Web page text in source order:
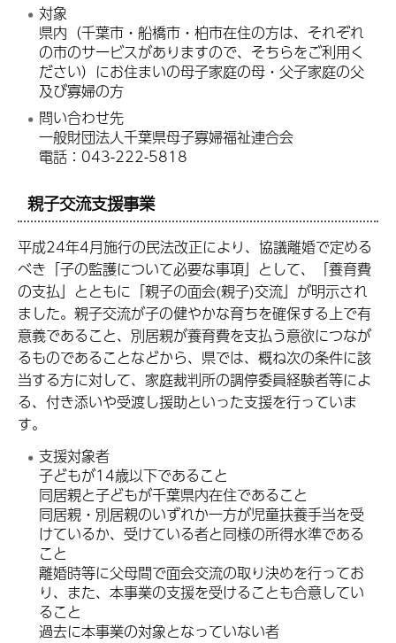
対象
県内（千葉市・船橋市・柏市在住の方は、それぞれ
の市のサービスがありますので、そちらをご利用く
ださい）にお住まいの母子家庭の母・父子家庭の父
及び寡婦の方
問い合わせ先
一般財団法人千葉県母子寡婦福祉連合会
電話：043-222-5818
親子交流支援事業
平成24年4月施行の民法改正により、協議離婚で定める
べき「子の監護について必要な事項」として、「養育費
の支払」とともに「親子の面会(親子)交流」が明示され
ました。親子交流が子の健やかな育ちを確保する上で有
意義であること、別居親が養育費を支払う意欲につなが
るものであることなどから、県では、概ね次の条件に該
当する方に対して、家庭裁判所の調停委員経験者等によ
る、付き添いや受渡し援助といった支援を行っていま
す。
支援対象者
子どもが14歳以下であること
同居親と子どもが千葉県内在住であること
同居親・別居親のいずれか一方が児童扶養手当を受
けているか、受けている者と同様の所得水準である
こと
離婚時等に父母間で面会交流の取り決めを行ってお
り、また、本事業の支援を受けることも合意してい
ること
過去に本事業の対象となっていない者